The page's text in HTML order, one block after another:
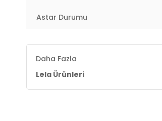
Astar Durumu
Daha Fazla
Lela Ürünleri